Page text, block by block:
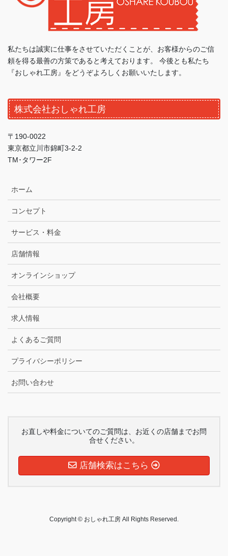
私たちは誠実に仕事をさせていただくことが、お客様からのご信
頼を得る最善の方策であると考えております。 今後とも私たち
『おしゃれ工房』をどうぞよろしくお願いいたします。
株式会社おしゃれ工房
〒190-0022
東京都立川市錦町3-2-2
TM･タワー2F
ホーム
コンセプト
サービス・料金
店舗情報
オンラインショップ
会社概要
求人情報
よくあるご質問
プライバシーポリシー
お問い合わせ
お直しや料金についてのご質問は、お近くの店舗までお問
合せください。
店舗検索はこちら
Copyright © おしゃれ工房 All Rights Reserved.